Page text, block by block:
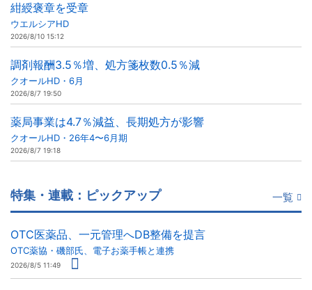
紺綬褒章を受章
ウエルシアHD
2026/8/10 15:12
調剤報酬3.5％増、処方箋枚数0.5％減
クオールHD・6月
2026/8/7 19:50
薬局事業は4.7％減益、長期処方が影響
クオールHD・26年4〜6月期
2026/8/7 19:18
特集・連載：ピックアップ 一覧
OTC医薬品、一元管理へDB整備を提言
OTC薬協・磯部氏、電子お薬手帳と連携
2026/8/5 11:49